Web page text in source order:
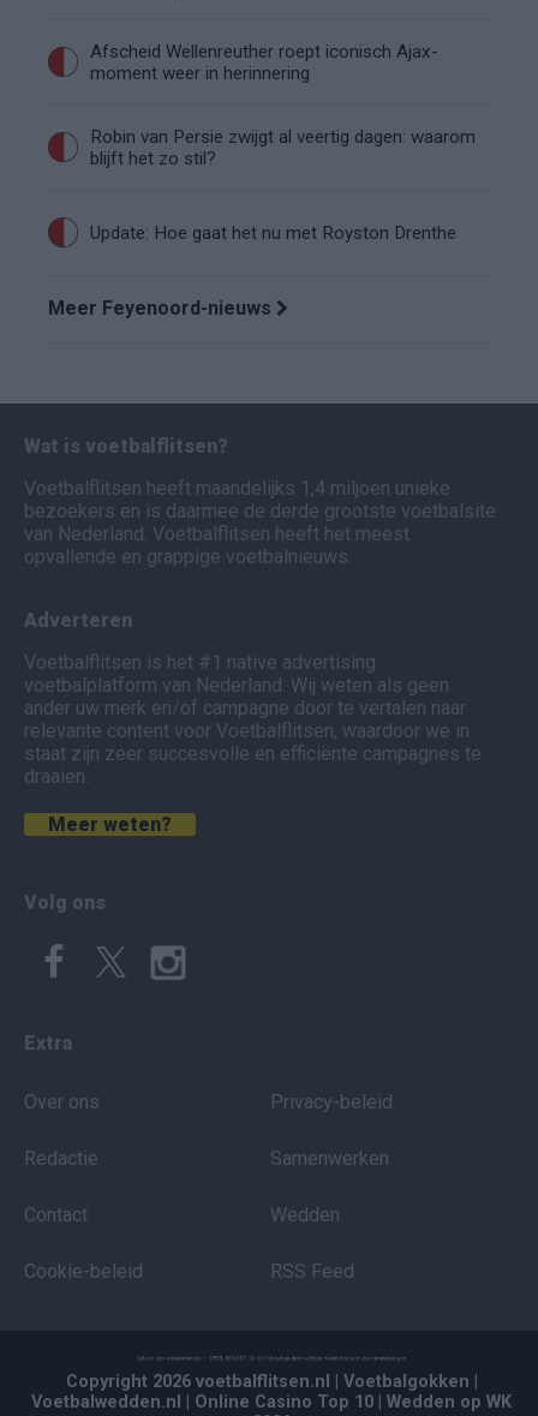
Afscheid Wellenreuther roept iconisch Ajax-
moment weer in herinnering
Robin van Persie zwijgt al veertig dagen: waarom
blijft het zo stil?
Update: Hoe gaat het nu met Royston Drenthe
Meer Feyenoord-nieuws
Wat is voetbalflitsen?
Voetbalflitsen heeft maandelijks 1,4 miljoen unieke
bezoekers en is daarmee de derde grootste voetbalsite
van Nederland. Voetbalflitsen heeft het meest
opvallende en grappige voetbalnieuws.
Adverteren
Voetbalflitsen is het #1 native advertising
voetbalplatform van Nederland. Wij weten als geen
ander uw merk en/of campagne door te vertalen naar
relevante content voor Voetbalflitsen, waardoor we in
staat zijn zeer succesvolle en efficiënte campagnes te
draaien.
Meer weten?
Volg ons
Extra
Over ons
Redactie
Contact
Cookie-beleid
Privacy-beleid
Samenwerken
Wedden
RSS Feed
Copyright 2026 voetbalflitsen.nl | Voetbalgokken
Voetbalwedden.nl
| Online Casino Top 10 | Wedden op WK